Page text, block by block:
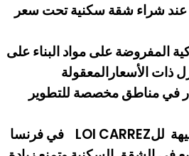
عند شراء شقة سكنية تحت سعر
المفروضة على مواد البناء على
ذات الأسعارالمعقولة
في مناطق مخصصة للتطوير
لماذا لا توجد قوانين شبيهة للLOI CARREZ في فرنسا